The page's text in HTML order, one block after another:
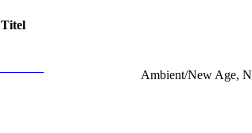
Titel
Ambient/New Age,